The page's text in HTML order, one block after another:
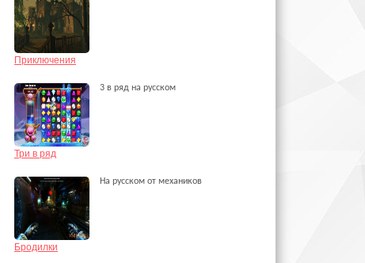
Приключения
3 в ряд на русском
Три в ряд
На русском от механиков
Бродилки